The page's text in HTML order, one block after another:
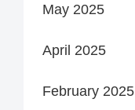
May 2025
April 2025
February 2025